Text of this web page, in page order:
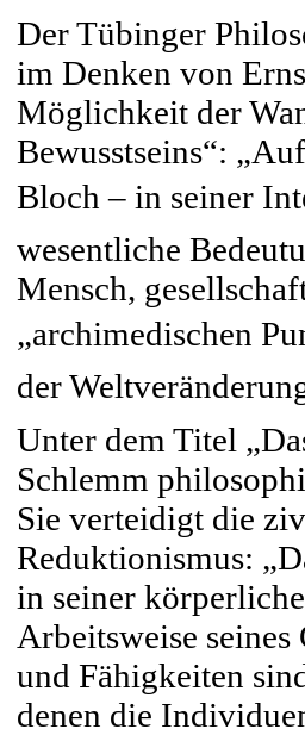
Der Tübinger
im Denken von
Möglichkeit der
Bewusstseins“:
Bloch – in seiner
wesentliche
Mensch,
„archimedischen
der
Unter dem Titel
Schlemm
Sie verteidigt die
Reduktionismus:
in seiner
Arbeitsweise
und Fähigkeiten
denen die